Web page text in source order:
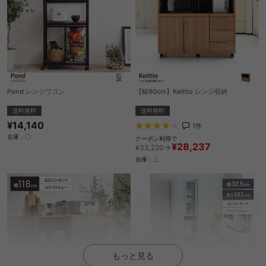
Pond レンジワゴン
送料無料
¥14,140
在庫：〇
【幅90cm】Keittio レンジ収納
送料無料
1件
クーポン利用で
¥33,220→ ¥28,237
在庫：△
もっと見る